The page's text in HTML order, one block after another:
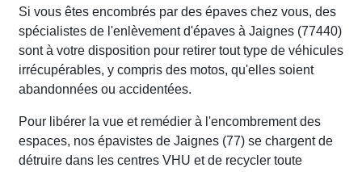
Si vous êtes encombrés par des épaves chez vous, des
spécialistes de l'enlèvement d'épaves à Jaignes (77440)
sont à votre disposition pour retirer tout type de véhicules
irrécupérables, y compris des motos, qu'elles soient
abandonnées ou accidentées.
Pour libérer la vue et remédier à l'encombrement des
espaces, nos épavistes de Jaignes (77) se chargent de
détruire dans les centres VHU et de recycler toute